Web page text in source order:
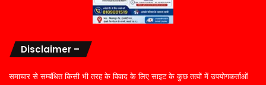
Disclaimer –
समाचार से सम्बंधित किसी भी तरह के विवाद के लिए साइट के कुछ तत्वों में उपयोगकर्ताओं